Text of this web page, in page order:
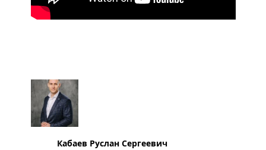
Кабаев Руслан Сергеевич